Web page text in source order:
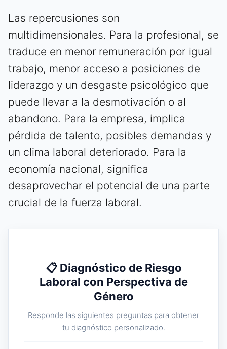
Las repercusiones son
multidimensionales. Para la profesional, se
traduce en menor remuneración por igual
trabajo, menor acceso a posiciones de
liderazgo y un desgaste psicológico que
puede llevar a la desmotivación o al
abandono. Para la empresa, implica
pérdida de talento, posibles demandas y
un clima laboral deteriorado. Para la
economía nacional, significa
desaprovechar el potencial de una parte
crucial de la fuerza laboral.
📋 Diagnóstico de Riesgo
Laboral con Perspectiva de
Género
Responde las siguientes preguntas para obtener
tu diagnóstico personalizado.